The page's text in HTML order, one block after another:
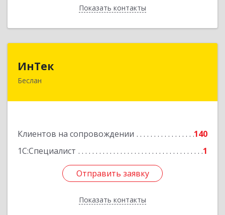
Показать контакты
Назад
ИнТек
Беслан
Клиентов на сопровождении
140
1С:Специалист
1
Отправить заявку
Показать контакты
Подробнее
Отправить заявку
Назад